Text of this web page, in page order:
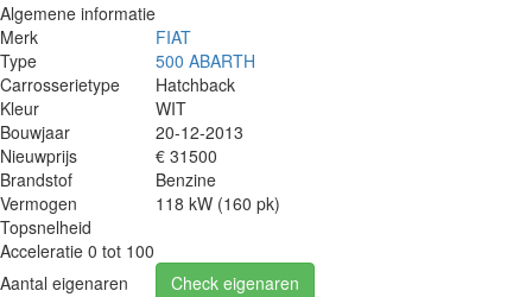
Algemene informatie
Merk
FIAT
Type
500 ABARTH
Carrosserietype
Hatchback
Kleur
WIT
Bouwjaar
20-12-2013
Nieuwprijs
€ 31500
Brandstof
Benzine
Vermogen
118 kW (160 pk)
Topsnelheid
Acceleratie 0 tot 100
Aantal eigenaren
Check eigenaren